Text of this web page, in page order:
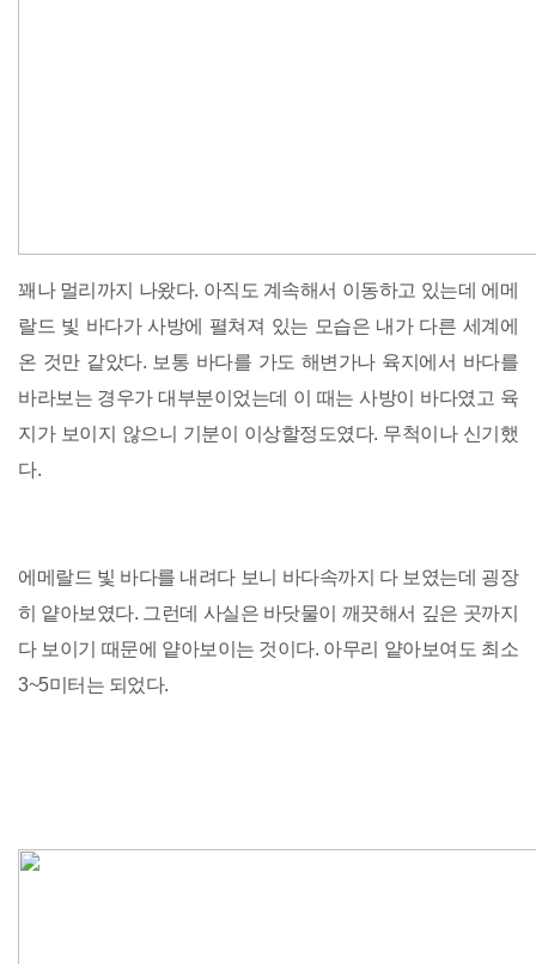
꽤나 멀리까지 나왔다. 아직도 계속해서 이동하고 있는데 에메
랄드 빛 바다가 사방에 펼쳐져 있는 모습은 내가 다른 세계에
온 것만 같았다. 보통 바다를 가도 해변가나 육지에서 바다를
바라보는 경우가 대부분이었는데 이 때는 사방이 바다였고 육
지가 보이지 않으니 기분이 이상할정도였다. 무척이나 신기했
다.
에메랄드 빛 바다를 내려다 보니 바다속까지 다 보였는데 굉장
히 얕아보였다. 그런데 사실은 바닷물이 깨끗해서 깊은 곳까지
다 보이기 때문에 얕아보이는 것이다. 아무리 얕아보여도 최소
3~5미터는 되었다.